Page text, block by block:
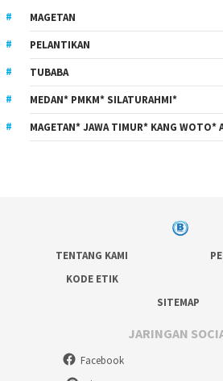
MAGETAN
PELANTIKAN
TUBABA
MEDAN* PMKM* SILATURAHMI*
MAGETAN* JAWA TIMUR* KANG WOTO*
TENTANG KAMI
KODE ETIK
SITEMAP
JARINGAN
Facebook